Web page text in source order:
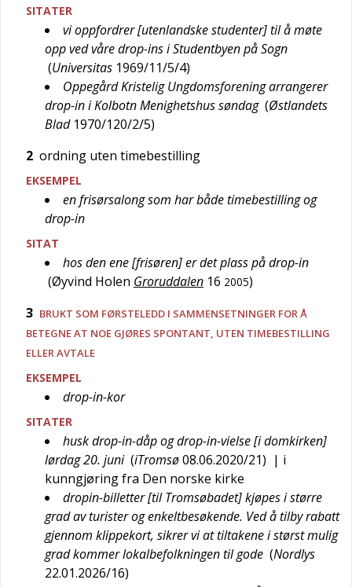
SITATER
vi oppfordrer [utenlandske studenter] til å møte
opp ved våre drop-ins i Studentbyen på Sogn
(Universitas 1969/11/5/4)
Oppegård Kristelig Ungdomsforening arrangerer
drop-in i Kolbotn Menighetshus søndag (Østlandets
Blad 1970/120/2/5)
2 ordning uten timebestilling
EKSEMPEL
en frisørsalong som har både timebestilling og
drop-in
SITAT
hos den ene [frisøren] er det plass på drop-in
(Øyvind Holen Groruddalen 16 2005)
3 BRUKT SOM FØRSTELEDD I SAMMENSETNINGER FOR Å
BETEGNE AT NOE GJØRES SPONTANT, UTEN TIMEBESTILLING
ELLER AVTALE
EKSEMPEL
drop-in-kor
SITATER
husk drop-in-dåp og drop-in-vielse [i domkirken]
lørdag 20. juni (iTromsø08.06.2020/21) | i
kunngjøring fra Den norske kirke
dropin-billetter [til Tromsøbadet] kjøpes i større
grad av turister og enkeltbesøkende. Ved å tilby rabatt
gjennom klippekort, sikrer vi at tiltakene i størst mulig
grad kommer lokalbefolkningen til gode (Nordlys
22.01.2026/16)